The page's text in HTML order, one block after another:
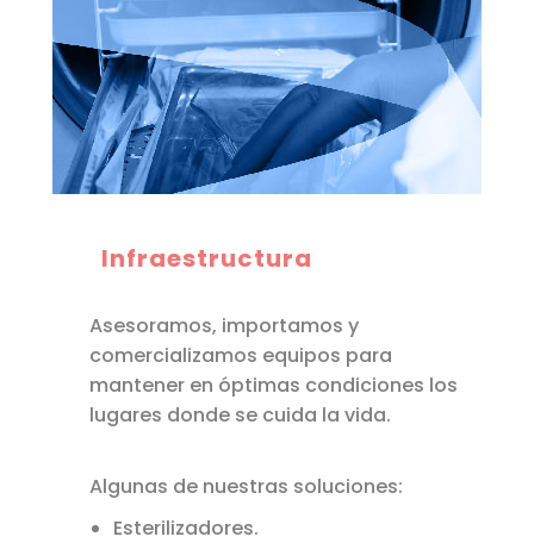
Infraestructura
Asesoramos, importamos y
comercializamos equipos para
mantener en óptimas condiciones los
lugares donde se cuida la vida.
Algunas de nuestras soluciones:
Esterilizadores.